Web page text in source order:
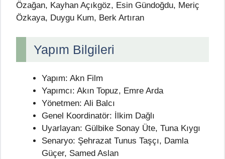
Özağan, Kayhan Açıkgöz, Esin Gündoğdu, Meriç
Özkaya, Duygu Kum, Berk Artıran
Yapım Bilgileri
Yapım: Akn Film
Yapımcı: Akın Topuz, Emre Arda
Yönetmen: Ali Balcı
Genel Koordinatör: İlkim Dağlı
Uyarlayan: Gülbike Sonay Üte, Tuna Kıygı
Senaryo: Şehrazat Tunus Taşçı, Damla
Güçer, Samed Aslan